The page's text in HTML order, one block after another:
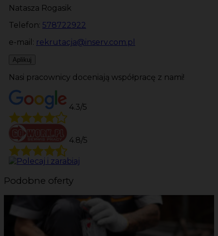
Natasza Rogasik
Telefon: 578722922
e-mail: rekrutacja@inserv.com.pl
Aplikuj
Nasi pracownicy doceniają współpracę z nami!
4.3/5
4.8/5
Podobne oferty